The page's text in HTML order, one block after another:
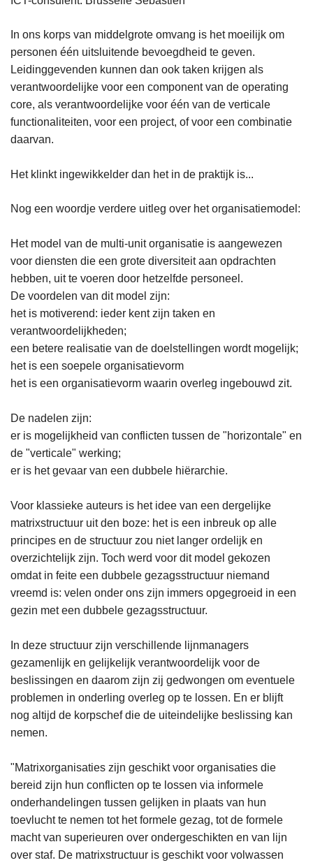
In ons korps van middelgrote omvang is het moeilijk om
personen één uitsluitende bevoegdheid te geven.
Leidinggevenden kunnen dan ook taken krijgen als
verantwoordelijke voor een component van de operating
core, als verantwoordelijke voor één van de verticale
functionaliteiten, voor een project, of voor een combinatie
daarvan.
Het klinkt ingewikkelder dan het in de praktijk is...
Nog een woordje verdere uitleg over het organisatiemodel:
Het model van de multi-unit organisatie is aangewezen
voor diensten die een grote diversiteit aan opdrachten
hebben, uit te voeren door hetzelfde personeel.
De voordelen van dit model zijn:
het is motiverend: ieder kent zijn taken en
verantwoordelijkheden;
een betere realisatie van de doelstellingen wordt mogelijk;
het is een soepele organisatievorm
het is een organisatievorm waarin overleg ingebouwd zit.
De nadelen zijn:
er is mogelijkheid van conflicten tussen de "horizontale" en
de "verticale" werking;
er is het gevaar van een dubbele hiërarchie.
Voor klassieke auteurs is het idee van een dergelijke
matrixstructuur uit den boze: het is een inbreuk op alle
principes en de structuur zou niet langer ordelijk en
overzichtelijk zijn. Toch werd voor dit model gekozen
omdat in feite een dubbele gezagsstructuur niemand
vreemd is: velen onder ons zijn immers opgegroeid in een
gezin met een dubbele gezagsstructuur.
In deze structuur zijn verschillende lijnmanagers
gezamenlijk en gelijkelijk verantwoordelijk voor de
beslissingen en daarom zijn zij gedwongen om eventuele
problemen in onderling overleg op te lossen. En er blijft
nog altijd de korpschef die de uiteindelijke beslissing kan
nemen.
"Matrixorganisaties zijn geschikt voor organisaties die
bereid zijn hun conflicten op te lossen via informele
onderhandelingen tussen gelijken in plaats van hun
toevlucht te nemen tot het formele gezag, tot de formele
macht van superieuren over ondergeschikten en van lijn
over staf. De matrixstructuur is geschikt voor volwassen